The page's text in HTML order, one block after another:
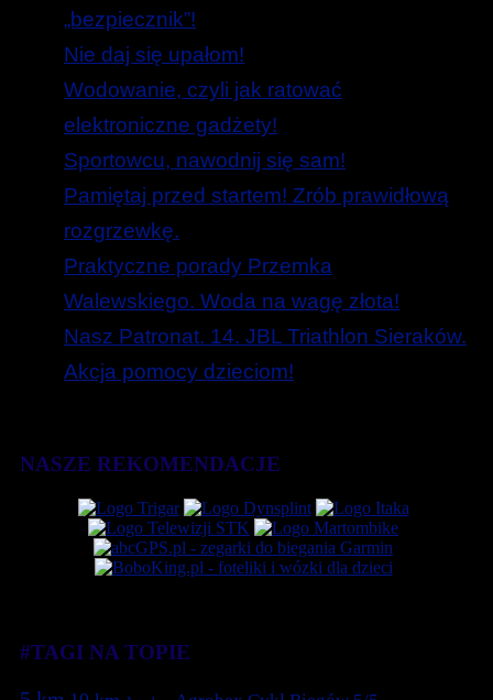
„bezpiecznik”!
Nie daj się upałom!
Wodowanie, czyli jak ratować
elektroniczne gadżety!
Sportowcu, nawodnij się sam!
Pamiętaj przed startem! Zrób prawidłową
rozgrzewkę.
Praktyczne porady Przemka
Walewskiego. Woda na wagę złota!
Nasz Patronat. 14. JBL Triathlon Sieraków.
Akcja pomocy dzieciom!
NASZE REKOMENDACJE
#TAGI NA TOPIE